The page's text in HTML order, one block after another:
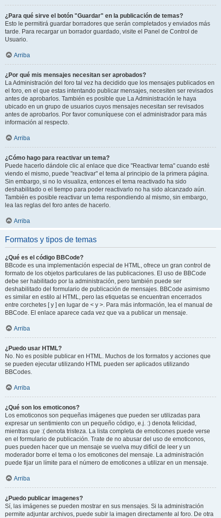
¿Para qué sirve el botón "Guardar" en la publicación de temas?
Esto le permitirá guardar borradores que serán completados y enviados más
tarde. Para recargar un borrador guardado, visite el Panel de Control de
Usuario.
Arriba
¿Por qué mis mensajes necesitan ser aprobados?
La Administración del foro tal vez ha decidido que los mensajes publicados en
el foro, en el que estas intentando publicar mensajes, necesiten ser revisados
antes de aprobarlos. También es posible que La Administración le haya
ubicado en un grupo de usuarios cuyos mensajes necesitan ser revisados
antes de aprobarlos. Por favor comuníquese con el administrador para más
información al respecto.
Arriba
¿Cómo hago para reactivar un tema?
Puede hacerlo dándole clic al enlace que dice "Reactivar tema" cuando esté
viendo el mismo, puede "reactivar" el tema al principio de la primera página.
Sin embargo, si no lo visualiza, entonces el tema reactivado ha sido
deshabilitado o el tiempo para poder reactivarlo no ha sido alcanzado aún.
También es posible reactivar un tema respondiendo al mismo, sin embargo,
lea las reglas del foro antes de hacerlo.
Arriba
Formatos y tipos de temas
¿Qué es el código BBCode?
BBcode es una implementación especial de HTML, ofrece un gran control de
formato de los objetos particulares de las publicaciones. El uso de BBCode
debe ser habilitado por la administración, pero también puede ser
deshabilitado del formulario de publicación de mensajes. BBCode asimismo
es similar en estilo al HTML, pero las etiquetas se encuentran encerrados
entre corchetes [ y ] en lugar de < y >. Para más información, lea el manual de
BBCode. El enlace aparece cada vez que va a publicar un mensaje.
Arriba
¿Puedo usar HTML?
No. No es posible publicar en HTML. Muchos de los formatos y acciones que
se pueden ejecutar utilizando HTML pueden ser aplicados utilizando
BBCodes.
Arriba
¿Qué son los emoticonos?
Los emoticonos son pequeñas imágenes que pueden ser utilizadas para
expresar un sentimiento con un pequeño código, e.j. :) denota felicidad,
mientras que :( denota tristeza. La lista completa de emoticones puede verse
en el formulario de publicación. Trate de no abusar del uso de emoticonos,
pues pueden hacer que un mensaje se vuelva muy difícil de leer y un
moderador borre el tema o los emoticones del mensaje. La administración
puede fijar un límite para el número de emoticones a utilizar en un mensaje.
Arriba
¿Puedo publicar imagenes?
Sí, las imágenes se pueden mostrar en sus mensajes. Si la administración
permite adjuntar archivos, puede subir la imagen directamente al foro. De otra